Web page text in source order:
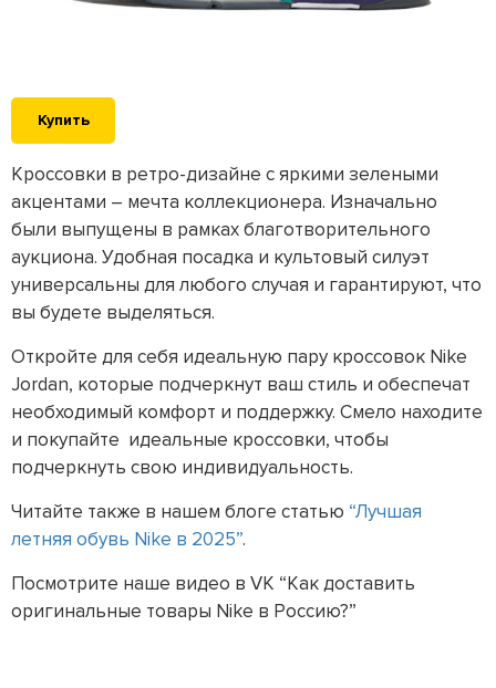
Купить
Кроссовки в ретро-дизайне с яркими зелеными
акцентами – мечта коллекционера. Изначально
были выпущены в рамках благотворительного
аукциона. Удобная посадка и культовый силуэт
универсальны для любого случая и гарантируют, что
вы будете выделяться.
Откройте для себя идеальную пару кроссовок Nike
Jordan, которые подчеркнут ваш стиль и обеспечат
необходимый комфорт и поддержку. Смело находите
и покупайте идеальные кроссовки, чтобы
подчеркнуть свою индивидуальность.
Читайте также в нашем блоге статью “Лучшая
летняя обувь Nike в 2025”.
Посмотрите наше видео в VK “Как доставить
оригинальные товары Nike в Россию?”